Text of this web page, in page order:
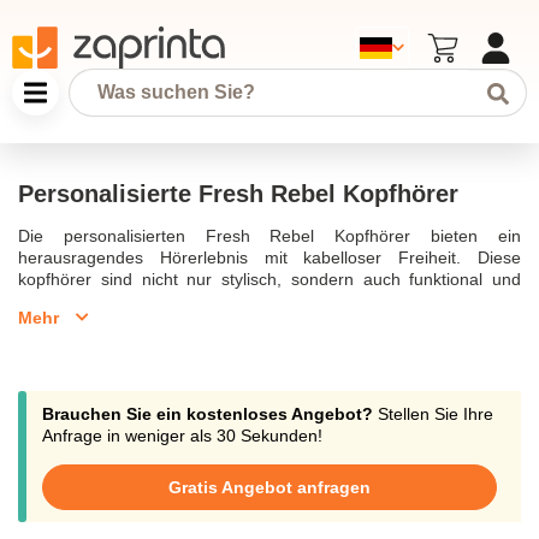
Personalisierte Fresh Rebel Kopfhörer
Die personalisierten Fresh Rebel Kopfhörer bieten ein
herausragendes Hörerlebnis mit kabelloser Freiheit. Diese
kopfhörer sind nicht nur stylisch, sondern auch funktional und
produkt zu schaffen. Mit der zuverlässigen und
stunden musik und stunden spielzeit mit einer hervorragenden
klangqualität, die durch die ohrpolster aus veganem leder
unterstützt wird. Diese ohrhörer sind perfekt zum personalisieren
die ihre marke durch hochwertigen sound repräsentieren
möchten. Die schnelle lieferung und der kostenlose versand
machen die bestellung dieser n rebel kopfhörer besonders
Mehr
Brauchen Sie ein kostenloses Angebot? Stellen Sie Ihre
Anfrage in weniger als 30 Sekunden!
Gratis Angebot anfragen